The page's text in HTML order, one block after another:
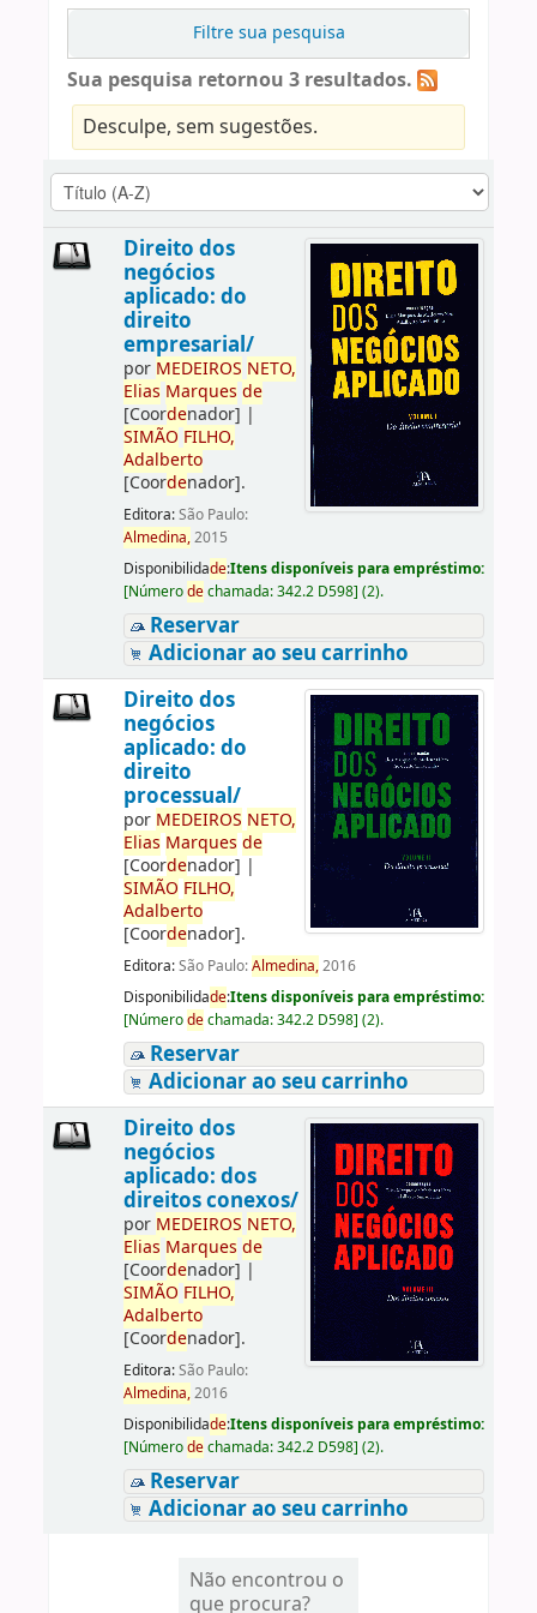
Filtre sua pesquisa
Sua pesquisa retornou 3 resultados.
Desculpe, sem sugestões.
Direito dos
negócios
aplicado: do
direito
empresarial/
por MEDEIROS NETO,
Elias Marques de
[Coordenador] |
SIMÃO FILHO,
Adalberto
[Coordenador].
Editora:São Paulo:
Almedina,2015
Disponibilidade:Itens disponíveis para empréstimo:
[Númerodechamada:342.2 D598] (2).
Reservar
Adicionar ao seu carrinho
Direito dos
negócios
aplicado: do
direito
processual/
por MEDEIROS NETO,
Elias Marques de
[Coordenador] |
SIMÃO FILHO,
Adalberto
[Coordenador].
Editora:São Paulo:Almedina,2016
Disponibilidade:Itens disponíveis para empréstimo:
[Númerodechamada:342.2 D598] (2).
Reservar
Adicionar ao seu carrinho
Direito dos
negócios
aplicado: dos
direitos conexos/
por MEDEIROS NETO,
Elias Marques de
[Coordenador] |
SIMÃO FILHO,
Adalberto
[Coordenador].
Editora:São Paulo:
Almedina,2016
Disponibilidade:Itens disponíveis para empréstimo:
[Númerodechamada:342.2 D598] (2).
Reservar
Adicionar ao seu carrinho
Não encontrou o
que procura?